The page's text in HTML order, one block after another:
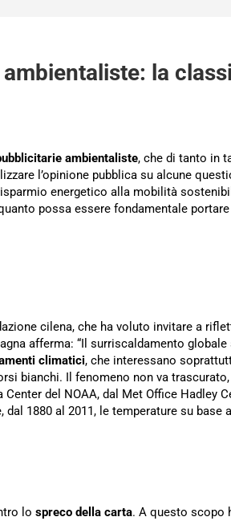
la
ambientaliste, che di tanto in
l’opinione pubblica su alcune
energetico alla mobilità
possa essere fondamentale portare
cilena, che ha voluto invitare a
afferma: “Il surriscaldamento
climatici, che interessano
bianchi. Il fenomeno non va
del NOAA, dal Met Office Hadley
1880 al 2011, le temperature su base
lo spreco della carta. A questo scopo